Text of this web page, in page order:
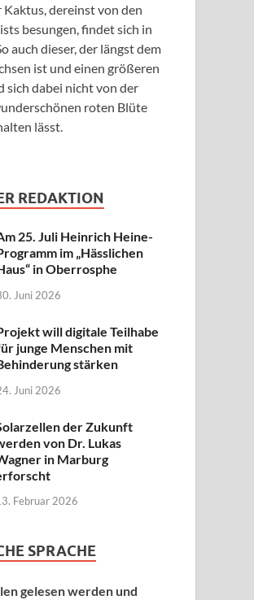
Kaktus, dereinst von den
besungen, findet sich in
auch dieser, der längst dem
ist und einen größeren
sich dabei nicht von der
roten Blüte
lässt.
REDAKTION
25. Juli Heinrich Heine-
im „Hässlichen
in Oberrosphe
Juni 2026
will digitale Teilhabe
junge Menschen mit
stärken
Juni 2026
der Zukunft
von Dr. Lukas
in Marburg
Februar 2026
SPRACHE
gelesen werden und